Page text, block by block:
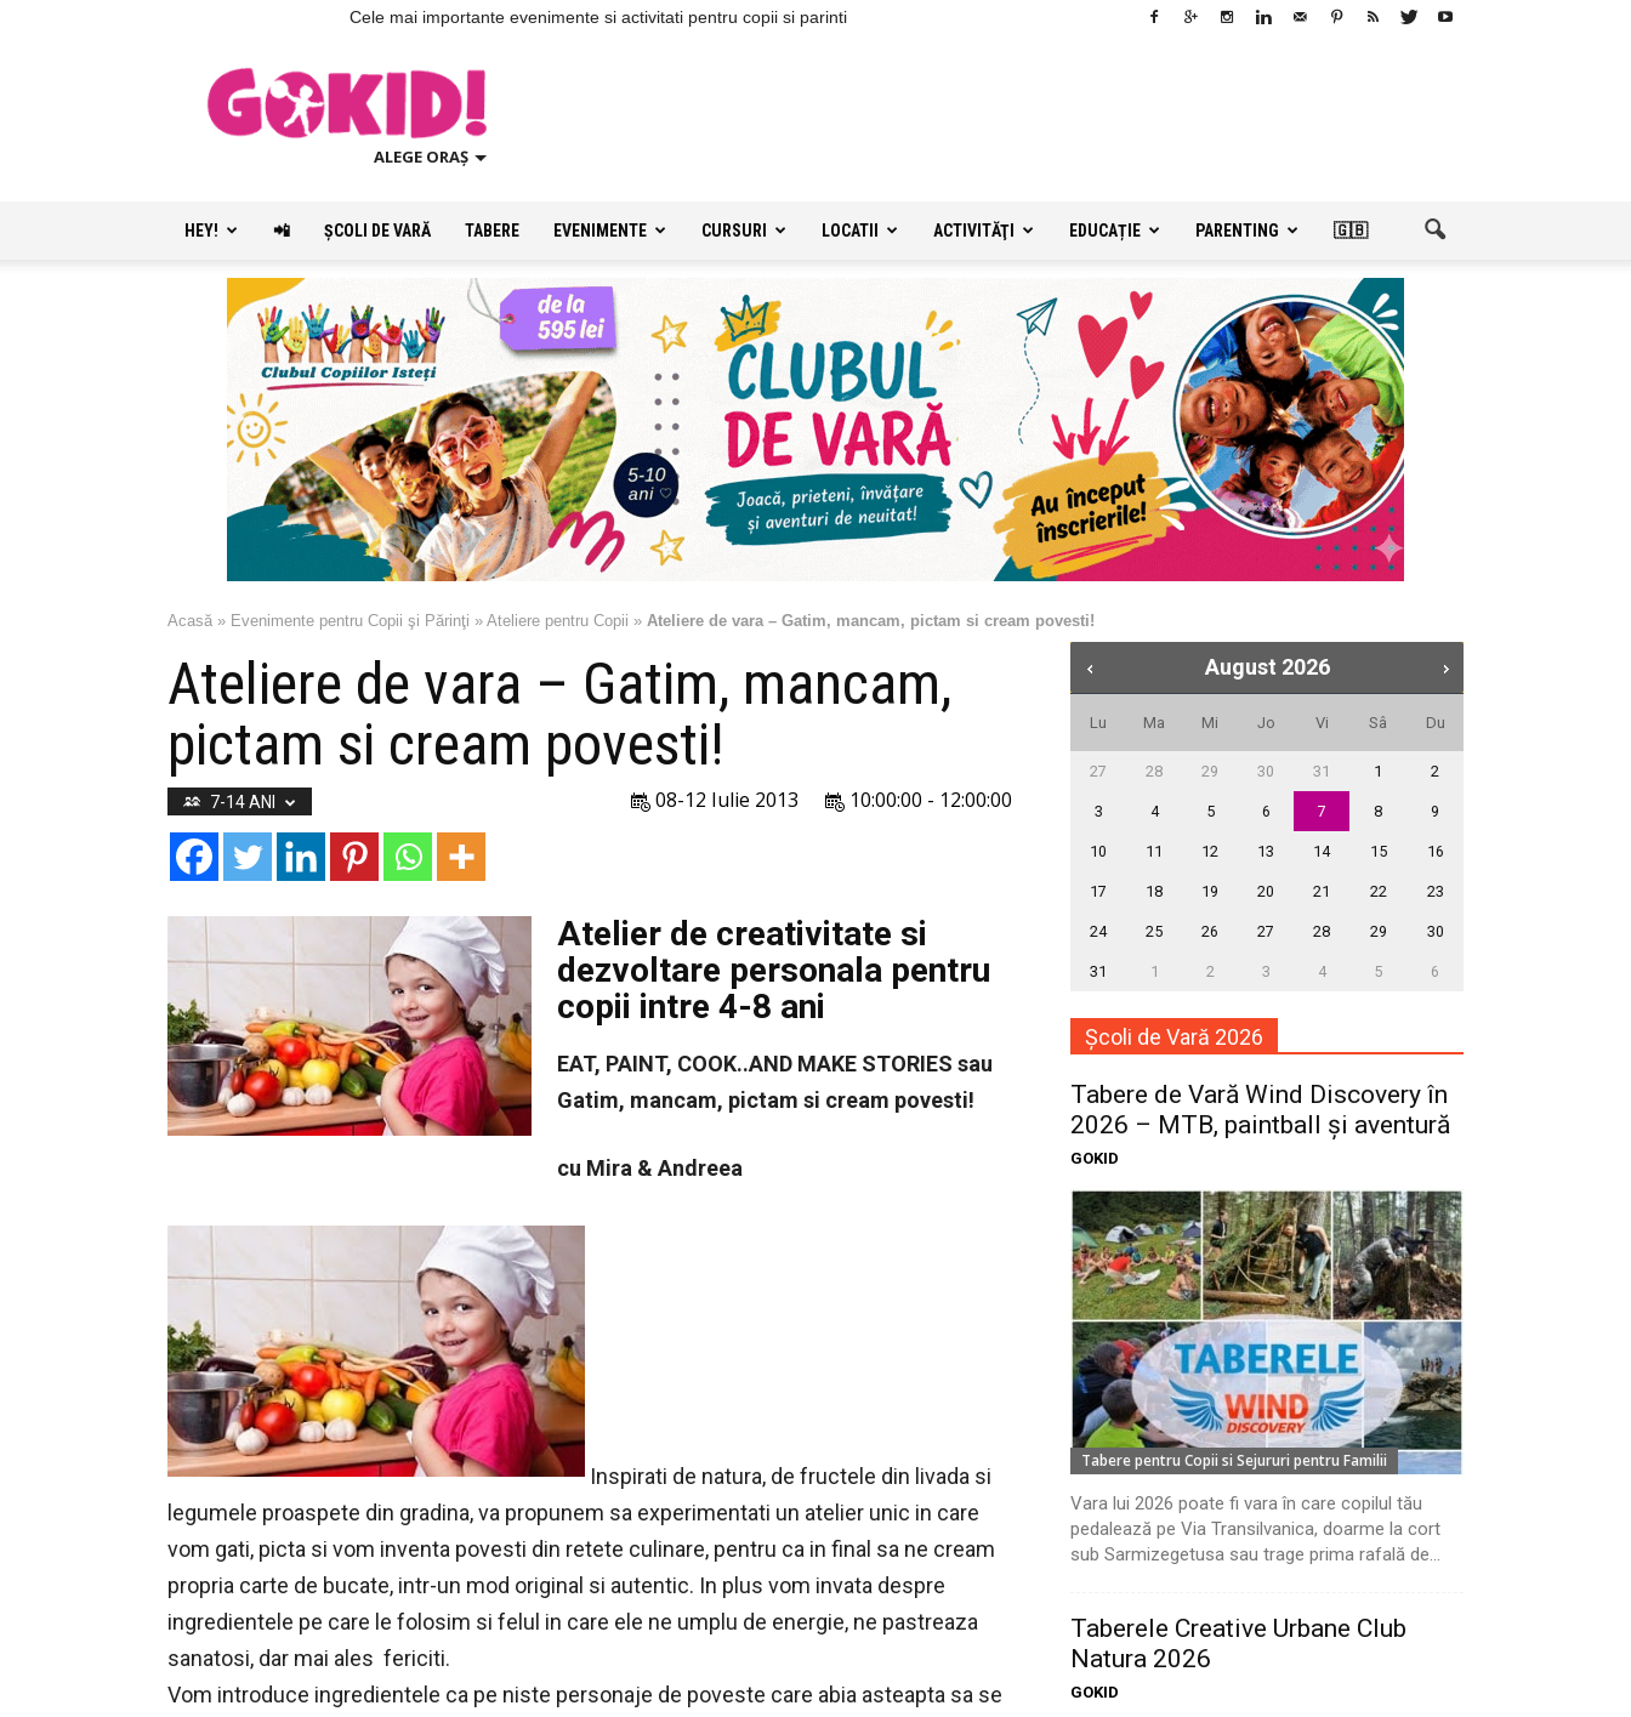
Cele mai importante evenimente si activitati pentru copii si parinti
ALEGE ORAȘ
HEY! 📲 ŞCOLI DE VARĂ TABERE EVENIMENTE CURSURI LOCATII ACTIVITĂŢI EDUCAȚIE PARENTING 🇬🇧
Acasă » Evenimente pentru Copii şi Părinţi » Ateliere pentru Copii » Ateliere de vara – Gatim, mancam, pictam si cream povesti!
Ateliere de vara – Gatim, mancam,
pictam si cream povesti!
7-14 ANI 10:00:00 - 12:00:00
08-12 Iulie 2013
Atelier de creativitate si
dezvoltare personala pentru
copii intre 4-8 ani
EAT, PAINT, COOK..AND MAKE STORIES sau
Gatim, mancam, pictam si cream povesti!
cu Mira & Andreea
Inspirati de natura, de fructele din livada si
legumele proaspete din gradina, va propunem sa experimentati un atelier unic in care
vom gati, picta si vom inventa povesti din retete culinare, pentru ca in final sa ne cream
propria carte de bucate, intr-un mod original si autentic. In plus vom invata despre
ingredientele pe care le folosim si felul in care ele ne umplu de energie, ne pastreaza
sanatosi, dar mai ales fericiti.
Vom introduce ingredientele ca pe niste personaje de poveste care abia asteapta sa se
August 2026
Lu Ma Mi Jo Vi Sâ Du
27 28 29 30 31 1 2
3 4 5 6 7 8 9
10 11 12 13 14 15 16
17 18 19 20 21 22 23
24 25 26 27 28 29 30
31 1 2 3 4 5 6
Școli de Vară 2026
Tabere de Vară Wind Discovery în
2026 – MTB, paintball și aventură
GOKID
Tabere pentru Copii si Sejururi pentru Familii
Vara lui 2026 poate fi vara în care copilul tău
pedalează pe Via Transilvanica, doarme la cort
sub Sarmizegetusa sau trage prima rafală de...
Taberele Creative Urbane Club
Natura 2026
GOKID